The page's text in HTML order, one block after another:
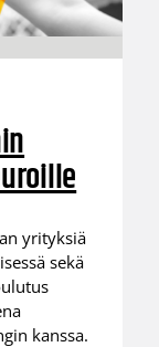
yrityksiä
sekä
kanssa.